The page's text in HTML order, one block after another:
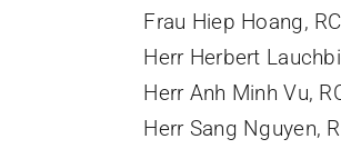
Frau Hiep Hoang,
Herr Herbert
Herr Anh Minh Vu,
Herr Sang Nguyen,